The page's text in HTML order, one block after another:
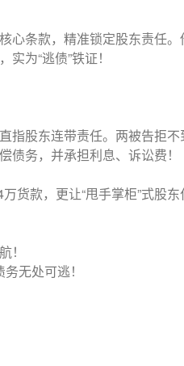
心条款，精准锁定股东责任
为“逃债”铁证！
指股东连带责任。两被告拒
债务，并承担利息、诉讼费！
货款，更让“甩手掌柜”式股
！
无处可逃！